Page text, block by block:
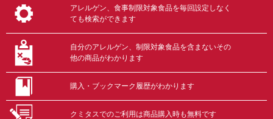
アレルゲン、食事制限対象食品を毎回設定しなく
ても検索ができます
自分のアレルゲン、制限対象食品を含まないその
他の商品がわかります
購入・ブックマーク履歴がわかります
クミタスでのご利用は商品購入時も無料です